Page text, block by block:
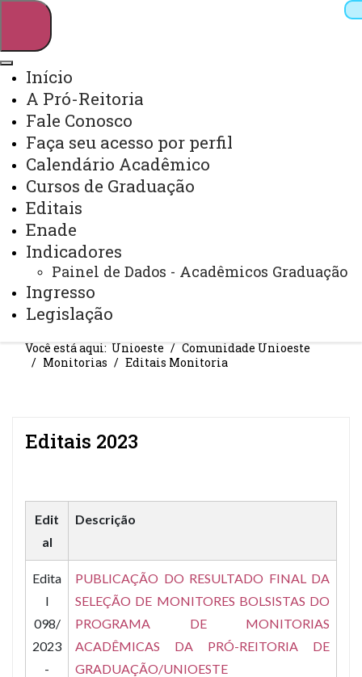
Webmail Sistemas
Telefones
Arquivo Virtual
Início
A Pró-Reitoria
Fale Conosco
Faça seu acesso por perfil
Calendário Acadêmico
Cursos de Graduação
Editais
Enade
Indicadores
Painel de Dados - Acadêmicos Graduação
Ingresso
Legislação
EDITAIS MONITORIA
Você está aqui: Unioeste
Comunidade Unioeste
Monitorias
Editais Monitoria
Editais 2023
Edit
al
Descrição
Edita
l
098/
2023
-
PUBLICAÇÃO DO RESULTADO FINAL DA
SELEÇÃO DE MONITORES BOLSISTAS DO
PROGRAMA DE MONITORIAS
ACADÊMICAS DA PRÓ-REITORIA DE
GRADUAÇÃO/UNIOESTE